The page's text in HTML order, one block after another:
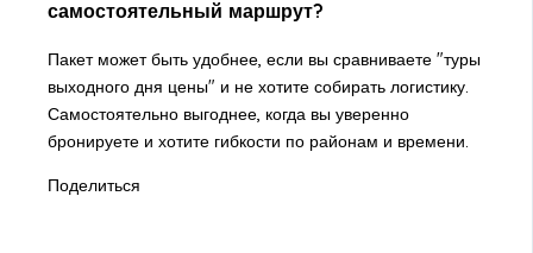
самостоятельный маршрут?
Пакет может быть удобнее, если вы сравниваете "туры
выходного дня цены" и не хотите собирать логистику.
Самостоятельно выгоднее, когда вы уверенно
бронируете и хотите гибкости по районам и времени.
Поделиться